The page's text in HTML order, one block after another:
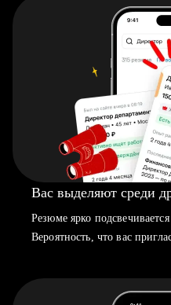
Вас выделяют среди
Резюме ярко
Вероятность, что вас